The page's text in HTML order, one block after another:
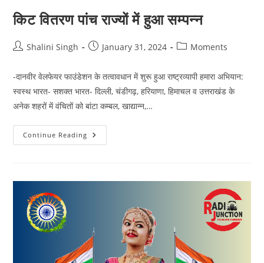
किट वितरण पांच राज्यों में हुआ सम्पन्न
PostShalini Singh
PostJanuary 31, 2024
PostMoments
-दानवीर वेलफेयर फाउंडेशन के तत्वावधान में शुरू हुआ राष्ट्रव्यापी हमारा अभियान:
स्वस्थ भारत- सशक्त भारत- दिल्ली, चंडीगढ़, हरियाणा, हिमाचल व उत्तराखंड के
अनेक शहरों में वंचितों को बांटा कम्बल, खाद्यान्न,…
Continue Reading किट
वितरण
सम्पन्न